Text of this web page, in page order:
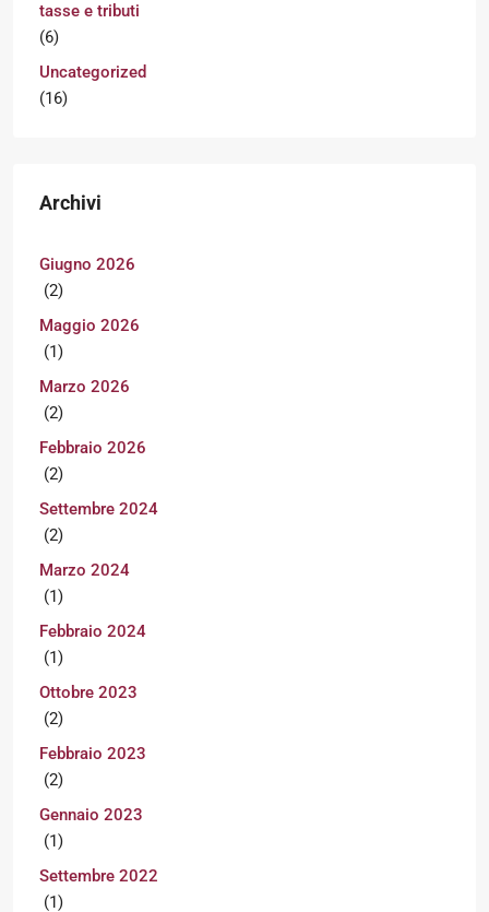
tasse e tributi
(6)
Uncategorized
(16)
Archivi
Giugno 2026
(2)
Maggio 2026
(1)
Marzo 2026
(2)
Febbraio 2026
(2)
Settembre 2024
(2)
Marzo 2024
(1)
Febbraio 2024
(1)
Ottobre 2023
(2)
Febbraio 2023
(2)
Gennaio 2023
(1)
Settembre 2022
(1)